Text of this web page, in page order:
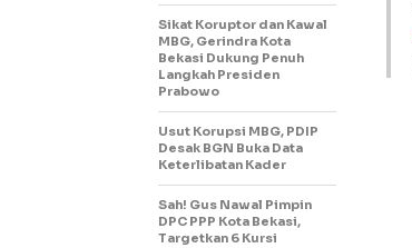
Sikat Koruptor dan Kawal
MBG, Gerindra Kota
Bekasi Dukung Penuh
Langkah Presiden
Prabowo
Usut Korupsi MBG, PDIP
Desak BGN Buka Data
Keterlibatan Kader
Sah! Gus Nawal Pimpin
DPC PPP Kota Bekasi,
Targetkan 6 Kursi